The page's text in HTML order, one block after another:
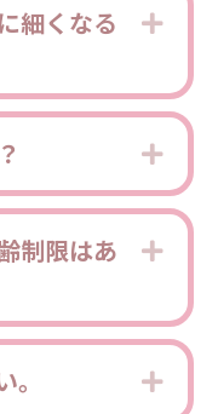
細くなる
制限はあ